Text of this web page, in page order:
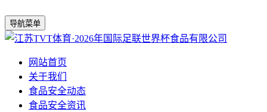
导航菜单
网站首页
关于我们
食品安全动态
食品安全资讯